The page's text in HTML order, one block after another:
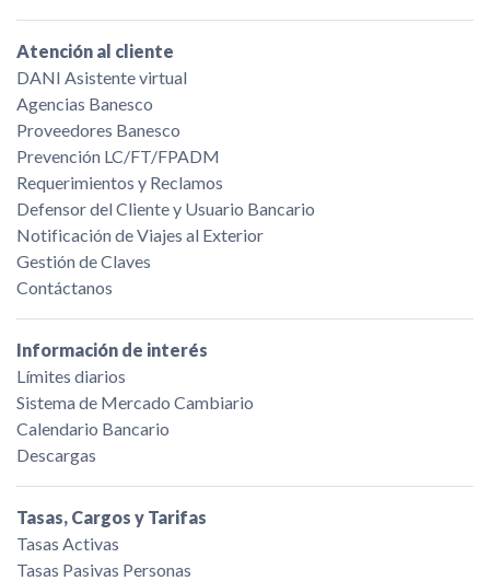
Atención al cliente
DANI Asistente virtual
Agencias Banesco
Proveedores Banesco
Prevención LC/FT/FPADM
Requerimientos y Reclamos
Defensor del Cliente y Usuario Bancario
Notificación de Viajes al Exterior
Gestión de Claves
Contáctanos
Información de interés
Límites diarios
Sistema de Mercado Cambiario
Calendario Bancario
Descargas
Tasas, Cargos y Tarifas
Tasas Activas
Tasas Pasivas Personas